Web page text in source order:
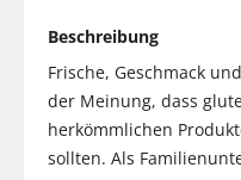
Beschreibung
Frische, Geschmack
der Meinung, dass
herkömmlichen
sollten. Als